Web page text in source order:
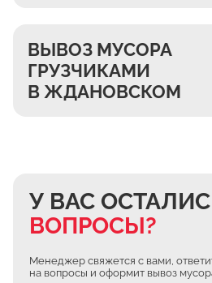
ВЫВОЗ МУСОРА
ГРУЗЧИКАМИ
В ЖДАНОВСКОМ
У ВАС
ВОПРОСЫ?
Менеджер свяжется с вами,
на вопросы и оформит вывоз